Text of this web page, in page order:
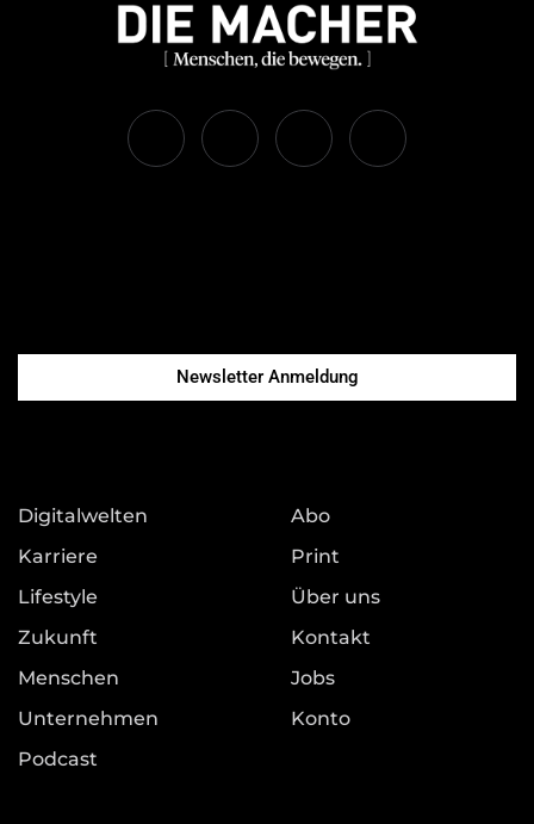
Newsletter Anmeldung
Digitalwelten
Karriere
Lifestyle
Zukunft
Menschen
Unternehmen
Podcast
Abo
Print
Über uns
Kontakt
Jobs
Konto